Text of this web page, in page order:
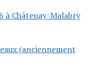
à Châtenay-Malabry
(anciennement